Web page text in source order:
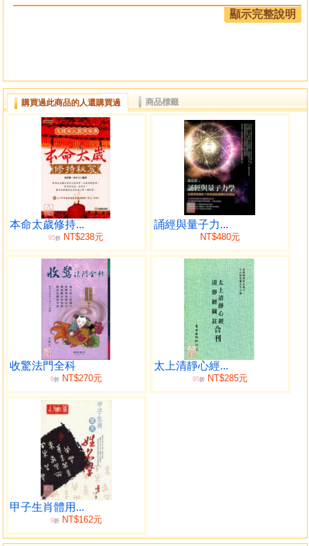
{六道十二星是什麼？}
它以「佛道、仙道、修羅道、人道、畜生道、鬼道」做
明。
○基本認識X計算方式，快速入門達摩一掌經
帶你認識達摩一掌經的起源，以及計算方式的基本概
念，並透過農曆生日解析一個人的性格、特質、生命課題
等，讓你能更了解自己，察覺自我盲點，從中繪製出自己的
人生路徑圖。
○運用六道十二星，突破自身盲點
解密六道十二星的詳細說明，帶你從六道看出一個人的
習性，從十二星位認識自己的特質、人生際遇、生命課題
等，並帶你跳脫人生困境，同時與個案介紹相互搭配，讓你
具體了解這套工具的運用方式，駕馭自己的人生！
○進階運用X自我覺察，讓你接納自己、擺脫人生低潮
透過十二星位帶你掌握各階段必修的生命課題，找出內
心深埋的黑洞，幫助自己不再被負面情緒綁架，讓你能即時
調整自我狀態，並替未來的自己提前計劃，打造出美好的人
生藍圖！
寀雍老師
現任
寀雍心學院創辦人
聚財課廣告公司執行長
心力量集團執行長
經歷
顯示完整說明
購買過此商品的人還購買過 商品標籤
本命太歲修持...
95折 NT$238元
誦經與量子力...
NT$480元
收驚法門全科
9折NT$270元
太上清靜心經...
95折NT$285元
甲子生肖體用...
9折NT$162元